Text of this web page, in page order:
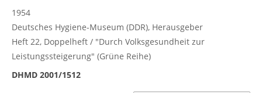
1954
Deutsches Hygiene-Museum (DDR), Herausgeber
Heft 22, Doppelheft / "Durch Volksgesundheit zur
Leistungssteigerung" (Grüne Reihe)
DHMD 2001/1512